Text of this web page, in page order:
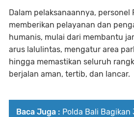
Dalam pelaksanaannya, personel
memberikan pelayanan dan
humanis, mulai dari membantu
arus lalulintas, mengatur area
hingga memastikan seluruh
berjalan aman, tertib, dan lancar.
Baca Juga : Polda Bali Bagikan